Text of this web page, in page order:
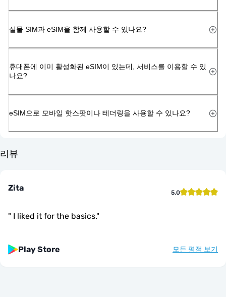
실물 SIM과 eSIM을 함께 사용할 수 있나요?
휴대폰에 이미 활성화된 eSIM이 있는데, 서비스를 이용할 수 있
나요?
eSIM으로 모바일 핫스팟이나 테더링을 사용할 수 있나요?
리뷰
Zita 5.0
" I liked it for the basics."
Play Store 모든 평점 보기